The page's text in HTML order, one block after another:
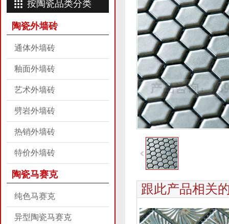
按陶瓷品类分类
陶瓷外墙砖
通体外墙砖
釉面外墙砖
艺术外墙砖
劈岩外墙砖
热销外墙砖
特价外墙砖
陶瓷马赛克
纯色马赛克
异型陶瓷马赛克
跟此产品相关